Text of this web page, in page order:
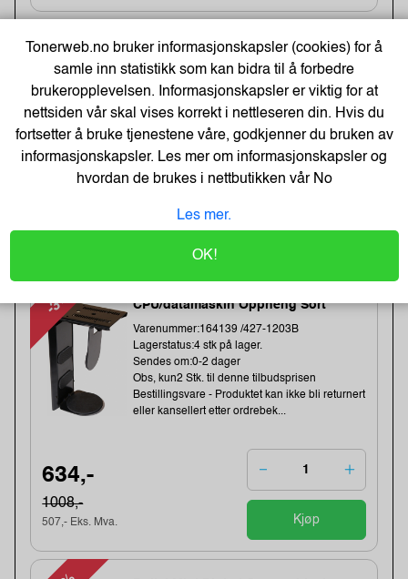
-20% Heftestift Tools 13/6 galv (2500)
Varenummer:159457 /11830725
Lagerstatus:49 stk på lager.
Sendes om:1-3 dager
Obs, kun2 Stk. til denne tilbudsprisen
81,-
65,- Eks. Mva. Kjøp
-37%
CPU/datamaskin Oppheng Sort
Varenummer:164139 /427-1203B
Lagerstatus:4 stk på lager.
Sendes om:0-2 dager
Obs, kun2 Stk. til denne tilbudsprisen
Bestillingsvare - Produktet kan ikke bli returnert
eller kansellert etter ordrebek...
634,-
1008,-
507,- Eks. Mva. Kjøp
Tonerweb.no bruker informasjonskapsler (cookies) for å
samle inn statistikk som kan bidra til å forbedre
brukeropplevelsen. Informasjonskapsler er viktig for at
nettsiden vår skal vises korrekt i nettleseren din. Hvis du
fortsetter å bruke tjenestene våre, godkjenner du bruken av
informasjonskapsler. Les mer om informasjonskapsler og
hvordan de brukes i nettbutikken vårNo
Les mer.
OK!